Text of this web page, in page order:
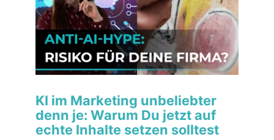
KI im Marketing unbeliebter
denn je: Warum Du jetzt auf
echte Inhalte setzen solltest